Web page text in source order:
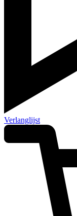
Verlanglijst